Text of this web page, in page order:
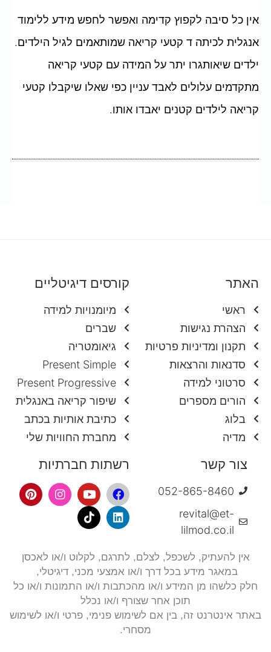
אין כל סיבה לקפוץ קדימה ואפשר לחפש מידע ללימוד
אנגלית לכיתה ד קטעי קריאה שמותאמים לגיל הילדים.
ילדים שיאותגרו יתר על המידה עם קטעי קריאה
מתקדמים עלולים לאבד עניין כפי שאלו שיקבלו קטעי
קריאה לילדים קטנים יאבדו אותו.
האתר
ראשי
הצהרת נגישות
תקנון ומדיניות פרטיות
סדנאות והרצאות
סרטוני למידה
הורים מספרים
בלוג
מדיה
קורסים דיגיטליים
מיומנויות למידה
שברים
גיאומטריה
Present Simple
Present Progressive
שיפור קריאה באנגלית
כתיבת אותיות בכתב
מחברת החוויות שלי
צור קשר
052-865-8460
revital@et-
lilmod.co.il
רשתות חברתיות
אין להעתיק, לשכפל, לצלם, לתרגם, לקלוט ו/או לאכסן
במאגר מידע בכל דרך ו/או אמצעי מכני, דיגיטלי,
חלק כלשהו מן המידע ו/או מהכתבות ו/או התמונות ו/או כל
תוכן אחר שצורף ו/או נכלל
באתר אינטרנט זה, בין אם לשימוש פנימי, פרטי ו/או לשימוש
מסחרי.